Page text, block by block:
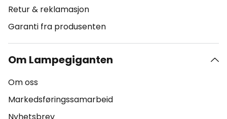
Retur & reklamasjon
Garanti fra produsenten
Om Lampegiganten
Om oss
Markedsføringssamarbeid